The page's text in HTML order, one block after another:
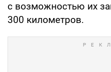
с возможностью их
300 километров.